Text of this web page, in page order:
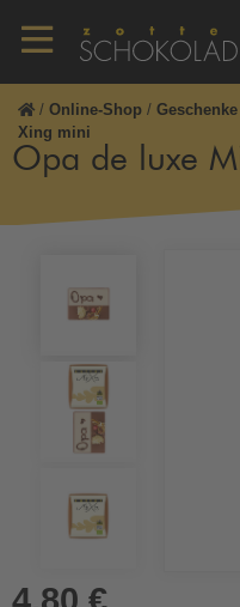
/ Online-Shop / Geschenke
Xing mini
Opa de luxe